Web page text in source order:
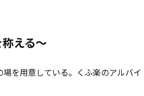
える～
を用意している。くふ楽のアルバ